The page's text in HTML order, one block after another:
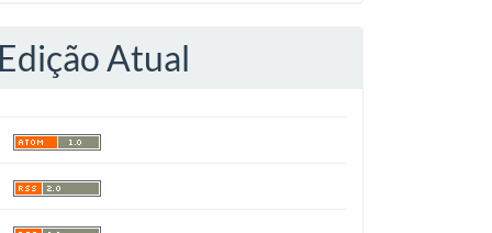
Edição Atual